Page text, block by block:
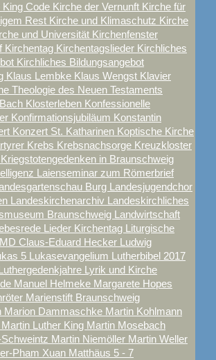
King Code Kirche der Vernunft Kirche für
Rest Kirche und Klimaschutz Kirche
und Universität Kirchenfenster
Kirchentag Kirchentagslieder Kirchliches
Kirchliches Bildungsangebot
Klaus Lembke Klaus Wengst Klavier
Theologie des Neuen Testaments
Klosterleben Konfessionelle
Konfirmationsjubiläum Konstantin
Konzert St. Katharinen Koptische Kirche
Krebs Krebsnachsorge Kreuzkloster
Kriegstotengedenken in Braunschweig
Laienseminar zum Römerbrief
Burg Landesjugendchor
Landeskirchenarchiv Landeskirchliches
Braunschweig Landwirtschaft
Lieder Kirchentag Liturgische
Claus-Eduard Hecker Ludwig
5 Lukasevangelium Lutherbibel 2017
Lyrik und Kirche
Manuel Helmeke Margarete Hopes
Marienstift Braunschweig
Marion Dammaschke Martin Kohlmann
Martin Luther King Martin Mosebach
Martin Niemöller Martin Weller
Pham Xuan Matthäus 5 - 7